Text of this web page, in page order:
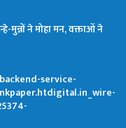
मुन्नों ने मोहा मन, वक्ताओं ने
service-